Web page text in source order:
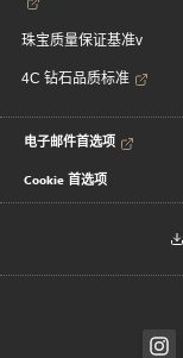
珠宝质量保证基准v
4C 钻石品质标准
电子邮件首选项
Cookie 首选项